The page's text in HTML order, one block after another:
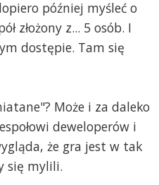
później myśleć o
złożony z... 5 osób. I
dostępie. Tam się
Może i za daleko
deweloperów i
że gra jest w tak
się mylili.